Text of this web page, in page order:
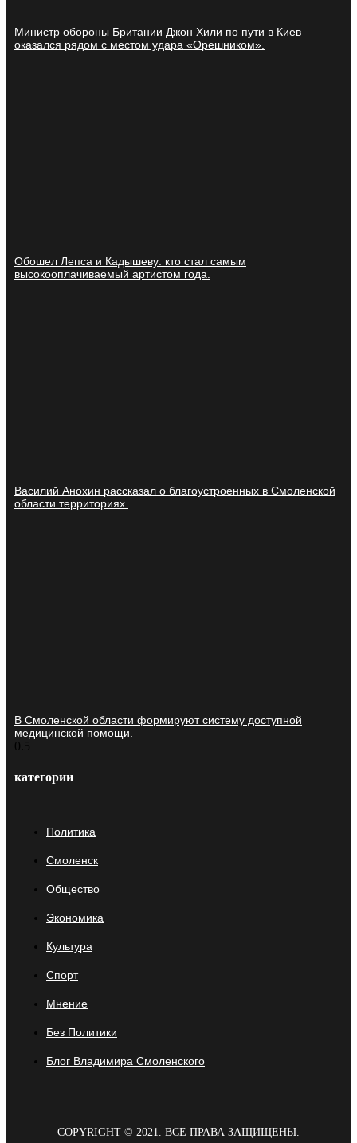
Министр обороны Британии Джон Хили по пути в Киев
оказался рядом с местом удара «Орешником».
Обошел Лепса и Кадышеву: кто стал самым
высокооплачиваемый артистом года.
Василий Анохин рассказал о благоустроенных в Смоленской
области территориях.
В Смоленской области формируют систему доступной
медицинской помощи.
категории
Политика
Смоленск
Общество
Экономика
Культура
Спорт
Мнение
Без Политики
Блог Владимира Смоленского
COPYRIGHT © 2021. ВСЕ ПРАВА ЗАЩИЩЕНЫ.